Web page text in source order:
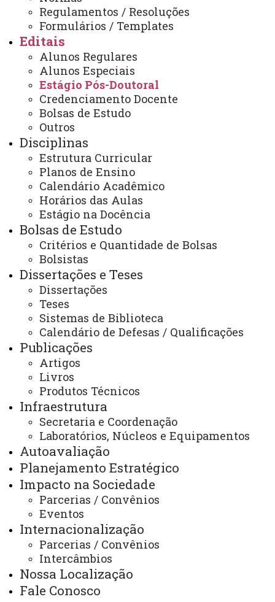
Regulamentos / Resoluções
Formulários / Templates
Editais
Alunos Regulares
Alunos Especiais
Estágio Pós-Doutoral
Credenciamento Docente
Bolsas de Estudo
Outros
Disciplinas
Estrutura Curricular
Planos de Ensino
Calendário Acadêmico
Horários das Aulas
Estágio na Docência
Bolsas de Estudo
Critérios e Quantidade de Bolsas
Bolsistas
Dissertações e Teses
Dissertações
Teses
Sistemas de Biblioteca
Calendário de Defesas / Qualificações
Publicações
Artigos
Livros
Produtos Técnicos
Infraestrutura
Secretaria e Coordenação
Laboratórios, Núcleos e Equipamentos
Autoavaliação
Planejamento Estratégico
Impacto na Sociedade
Parcerias / Convênios
Eventos
Internacionalização
Parcerias / Convênios
Intercâmbios
Nossa Localização
Fale Conosco
(45) 3220-3159
Horários de Atendimento:
Segunda à sexta
08:00 às 12:00
13:00 às 17:00
E-mails:
cascavel.mestradoodonto@unioeste.br
Você está aqui:Unioeste
PPGO - Pós Graduação em Odontologia - Cascavel
Editais
Estágio Pós-Doutoral
Edital 02/2019 - Seleção de PNPD
ACESSE
Acesso Restrito (Editores do Portal)
Arquivo Virtual
Bibliotecas
Identidade Visual
Mapa do Site
Ouvidoria
Portal Office 365
Sistemas
Telefones
Webmail
REITORIA
Secretaria Geral